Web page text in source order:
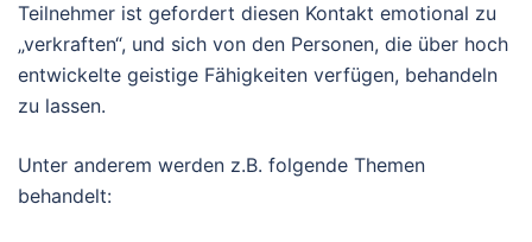
Teilnehmer ist gefordert diesen Kontakt emotional zu
„verkraften“, und sich von den Personen, die über hoch
entwickelte geistige Fähigkeiten verfügen, behandeln
zu lassen.
Unter anderem werden z.B. folgende Themen
behandelt: